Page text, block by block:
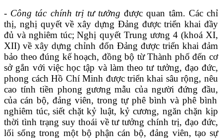
- Công tác chính trị tư tưởng được quan tâm. Các chỉ
thị, nghị quyết về xây dựng Đảng được triển khai đầy
đủ và nghiêm túc; Nghị quyết Trung ương 4 (khoá XI,
XII) về xây dựng chỉnh đốn Đảng được triển khai đảm
bảo theo đúng kế hoạch, đồng bộ từ Thành phố đến cơ
sở gắn với việchọc tập và làm theotư tưởng, đạo đức,
phong cách Hồ Chí Minh được triển khai sâu rộng,nêu
cao tính tiền phong gương mẫu của người đứng đầu,
của cán bộ, đảng viên, trong tự phê bình và phê bình
nghiêm túc, siết chặt kỷ luật, kỷ cương, ngăn chặn kịp
thời tình trạng suy thoái về tư tưởng chính trị, đạo đức,
lối sống trong một bộ phận cán bộ, đảng viên, tạo sự